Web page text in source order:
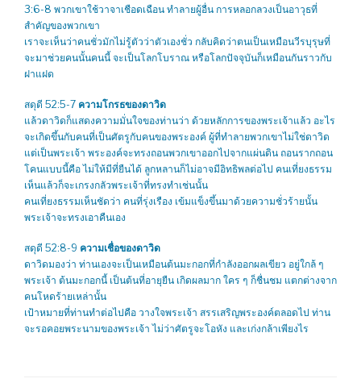
3:6-8 พวกเขาใช้วาจาเชือดเฉือน ทำลายผู้อื่น การหลอกลวงเป็นอาวุธที่
สำคัญของพวกเขา
เราจะเห็นว่าคนชั่วมักไม่รู้ตัวว่าตัวเองชั่ว กลับคิดว่าตนเป็นเหมือนวีรบุรุษที่
จะมาช่วยคนนั้นคนนี้ จะเป็นโลกโบราณ หรือโลกปัจจุบันก็เหมือนกันราวกับ
ฝาแฝด
สดุดี 52:5-7 ความโกรธของดาวิด
แล้วดาวิดก็แสดงความมั่นใจของท่านว่า ด้วยหลักการของพระเจ้าแล้ว อะไร
จะเกิดขึ้นกับคนที่เป็นศัตรูกับคนของพระองค์ ผู้ที่ทำลายพวกเขาไม่ใช่ดาวิด
แต่เป็นพระเจ้า พระองค์จะทรงถอนพวกเขาออกไปจากแผ่นดิน ถอนรากถอน
โคนแบบนี้คือ ไม่ให้มีที่ยืนได้ ลูกหลานก็ไม่อาจมีอิทธิพลต่อไป คนเที่ยงธรรม
เห็นแล้วก็จะเกรงกลัวพระเจ้าที่ทรงทำเช่นนั้น
คนเที่ยงธรรมเห็นชัดว่า คนที่รุ่งเรือง เข้มแข็งขึ้นมาด้วยความชั่วร้ายนั้น
พระเจ้าจะทรงเอาคืนเอง
สดุดี 52:8-9 ความเชื่อของดาวิด
ดาวิดมองว่า ท่านเองจะเป็นเหมือนต้นมะกอกที่กำลังออกผลเขียว อยู่ใกล้ ๆ
พระเจ้า ต้นมะกอกนี้ เป็นต้นที่อายุยืน เกิดผลมาก ใคร ๆ ก็ชื่นชม แตกต่างจาก
คนโหดร้ายเหล่านั้น
เป้าหมายที่ท่านทำต่อไปคือ วางใจพระเจ้า สรรเสริญพระองค์ตลอดไป ท่าน
จะรอคอยพระนามของพระเจ้า ไม่ว่าศัตรูจะโอหัง และเก่งกล้าเพียงไร